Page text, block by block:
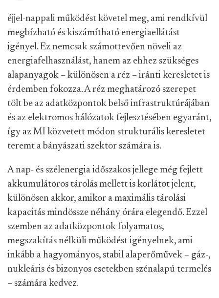
éjjel-nappali működést követel meg, ami rendkívül
megbízható és kiszámítható energiaellátást
igényel. Ez nemcsak számottevően növeli az
energiafelhasználást, hanem az ehhez szükséges
alapanyagok – különösen a réz – iránti keresletet is
érdemben fokozza. A réz meghatározó szerepet
tölt be az adatközpontok belső infrastruktúrájában
és az elektromos hálózatok fejlesztésében egyaránt,
így az MI közvetett módon strukturális keresletet
teremt a bányászati szektor számára is.
A nap- és szélenergia időszakos jellege még fejlett
akkumulátoros tárolás mellett is korlátot jelent,
különösen akkor, amikor a maximális tárolási
kapacitás mindössze néhány órára elegendő. Ezzel
szemben az adatközpontok folyamatos,
megszakítás nélküli működést igényelnek, ami
inkább a hagyományos, stabil alaperőművek – gáz-,
nukleáris és bizonyos esetekben szénalapú termelés
– számára kedvez.